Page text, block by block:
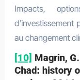
Impacts,
d’investissement
au changement
[10] Magrin,
Chad: history